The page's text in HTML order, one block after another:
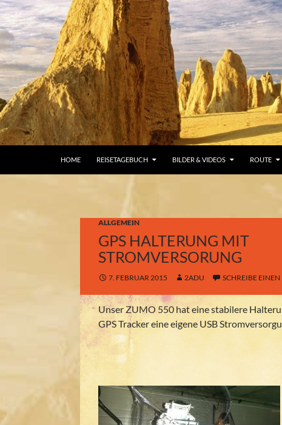
HOME
REISETAGEBUCH BILDER & VIDEOS ROUTE
ALLGEMEIN
GPS HALTERUNG MIT
STROMVERSORUNG
7. FEBRUAR 2015 2ADU SCHREIBE
Unser ZUMO 550 hat eine stabilere
GPS Tracker eine eigene USB